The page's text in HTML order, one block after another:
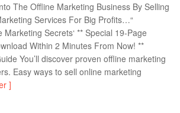
The Offline Marketing Business By Selling
Services For Big Profits…“
Secrets‘ ** Special 19-Page
Within 2 Minutes From Now! **
You’ll discover proven offline marketing
Easy ways to sell online marketing
]